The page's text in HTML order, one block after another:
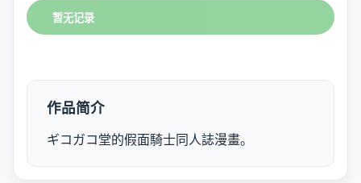
暂无记录
作品简介
ギコガコ堂的假面騎士同人誌漫畫。